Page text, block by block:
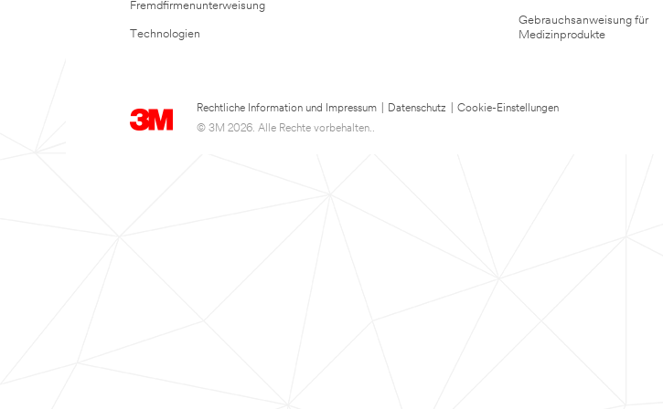
Fremdfirmenunterweisung
Technologien
Gebrauchsanweisung für
Medizinprodukte
Rechtliche Information und Impressum Datenschutz
Cookie-Einstellungen
© 3M 2026. Alle Rechte vorbehalten..